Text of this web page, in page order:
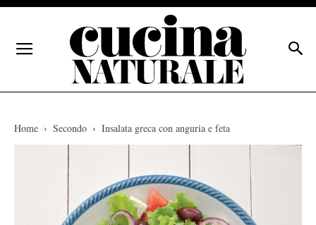
Home Secondo Insalata greca con anguria e feta